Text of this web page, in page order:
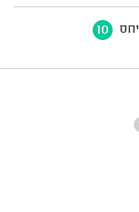
יחס 10